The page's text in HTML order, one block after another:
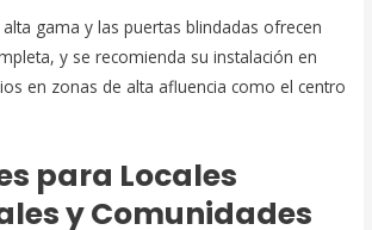
gama y las puertas blindadas ofrecen
y se recomienda su instalación en
en zonas de alta afluencia como el centro
para Locales
y Comunidades